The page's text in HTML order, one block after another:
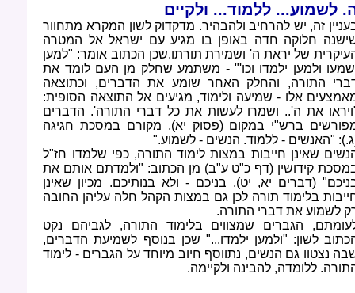
לשמוע... ללמוד... ולקיים
זה, יש להרחיב ולהבהיר. מדקדוק לשון המקרא מתחוור
חלוקה חדה באופן בו מגיע עם ישראל אל המטרה
של יראת ה' ושמירת תורתו.שכן הכתוב אומר: "למען
ולמען ילמדו וכו'" - משתמע שחלק מן העם לומד את
התורה, והחלק האחר שומע את הדברים, וכתוצאה
אלו - שמיעה ולימוד, מגיעים אל התוצאה הסופית:
את ה'.. ושמרו לעשות את כל דברי התורה'. הדברים
ברש"י במקום (פסוק יא), מקורם במסכת חגיגה
"האנשים - ללמוד. הנשים - לשמוע".
שאינן חייבות במצות לימוד התורה, כפי שלמדו חז"ל
קידושין (דף כ"ט ע"ב) מן הכתוב: "ולמדתם אותם את
(דברים יא, יט), בניכם - ולא בנותיכם. מכיון שאינן
בלימוד תורה לכן גם במצות הקהל חלה עליהן החובה
לשמוע את דברי התורה.
הגברים שמצווים בלימוד התורה, לגביהם נקט
לשון: "ולמען ילמדו..." שכן בנוסף לשמיעת הדברים,
נצטוו גם הנשים, נתווסף חיוב מיוחד על הגברים - לימוד
ללומדה, להבינה ולקיימה.